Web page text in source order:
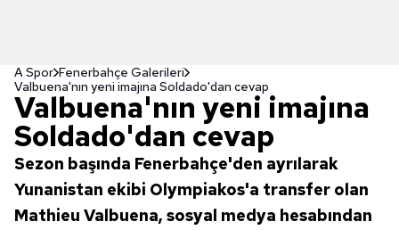
A Spor Fenerbahçe Galerileri
Valbuena'nın yeni imajına Soldado'dan cevap
Valbuena'nın yeni imajına
Soldado'dan cevap
Sezon başında Fenerbahçe'den ayrılarak
Yunanistan ekibi Olympiakos'a transfer olan
Mathieu Valbuena, sosyal medya hesabından